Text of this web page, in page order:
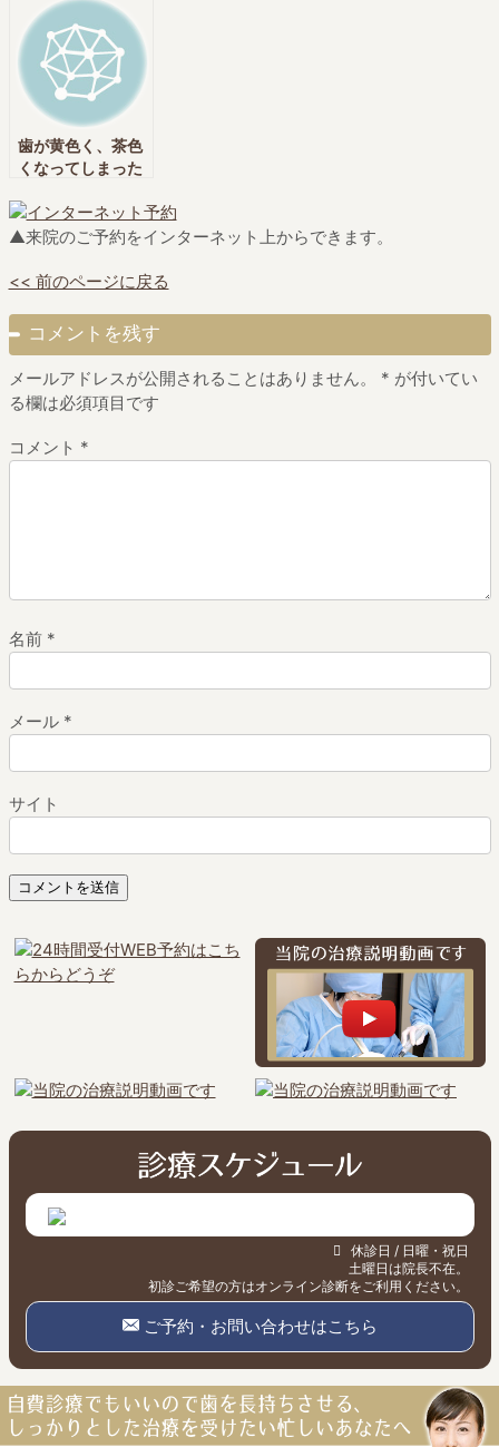
療・削らない・予
防歯科・栄養療法
実践クリニックの
神田中央通りいけ
むら歯科 神田
駅・新日本橋駅]
歯が黄色く、茶色
くなってしまった
[神田中央通りいけ
むら歯科 神田・新
▲来院のご予約をインターネット上からできます。
<< 前のページに戻る
コメントを残す
メールアドレスが公開されることはありません。 * が付いてい
る欄は必須項目です
コメント *
名前 *
メール *
サイト
休診日 / 日曜・祝日
土曜日は院長不在。
初診ご希望の方はオンライン診断をご利用ください。
ご予約・お問い合わせはこちら